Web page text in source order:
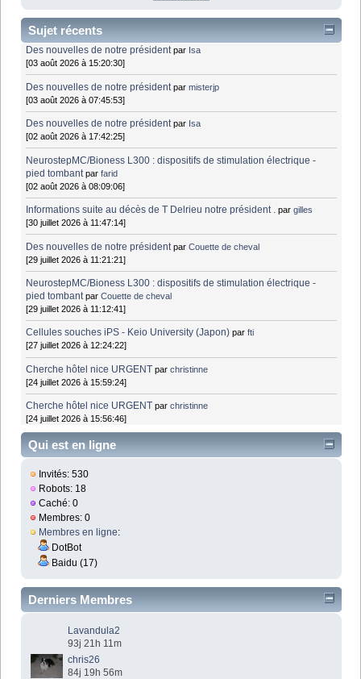
Sujet récents
Des nouvelles de notre président par Isa
[03 août 2026 à 15:20:30]
Des nouvelles de notre président parmisterjp
[03 août 2026 à 07:45:53]
Des nouvelles de notre président par Isa
[02 août 2026 à 17:42:25]
NeurostepMC/Bioness L300 : dispositifs de stimulation électrique -
pied tombant parfarid
[02 août 2026 à 08:09:06]
Informations suite au décès de T Delrieu notre président . pargilles
[30 juillet 2026 à 11:47:14]
Des nouvelles de notre président parCouette de cheval
[29 juillet 2026 à 11:21:21]
NeurostepMC/Bioness L300 : dispositifs de stimulation électrique -
pied tombant parCouette de cheval
[29 juillet 2026 à 11:12:41]
Cellules souches iPS - Keio University (Japon) parfti
[27 juillet 2026 à 12:24:22]
Cherche hôtel nice URGENT parchristinne
[24 juillet 2026 à 15:59:24]
Cherche hôtel nice URGENT parchristinne
[24 juillet 2026 à 15:56:46]
Qui est en ligne
Invités: 530
Robots: 18
Caché: 0
Membres: 0
Membres en ligne:
DotBot
Baidu (17)
Derniers Membres
Lavandula2
93j 21h 11m
chris26
84j 19h 56m